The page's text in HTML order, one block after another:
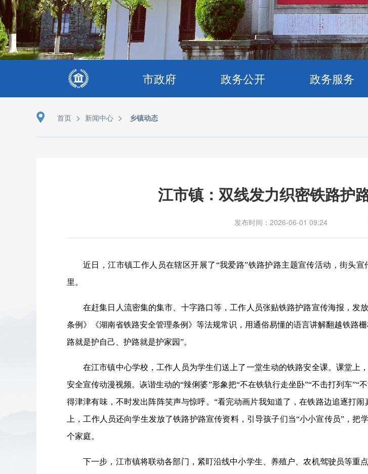
市政府 政务公开 政务服务
首页 > 新闻中心 > 乡镇动态
江市镇：双线发力织密铁路护
发布时间：2026-06-01 09:24
近日，江市镇工作人员在辖区开展了“我爱路”铁路护路主题宣传活动，街头
里。
在赶集日人流密集的集市、十字路口等，工作人员张贴铁路护路宣传海报，发
条例》《湖南省铁路安全管理条例》等法规常识，用通俗易懂的语言讲解翻越铁路
路就是护自己、护路就是护家园”。
在江市镇中心学校，工作人员为学生们送上了一堂生动的铁路安全课。课堂上
安全宣传动漫视频。诙谐生动的“辣俐婆”形象把“不在铁轨行走坐卧”“不击打列车
得津津有味，不时发出阵阵笑声与惊呼。“看完动画片我知道了，在铁路边追逐打
上，工作人员还向学生发放了铁路护路宣传资料，引导孩子们当“小小宣传员”，
个家庭。
下一步，江市镇将联动各部门，紧盯沿线中小学生、养殖户、农机驾驶员等